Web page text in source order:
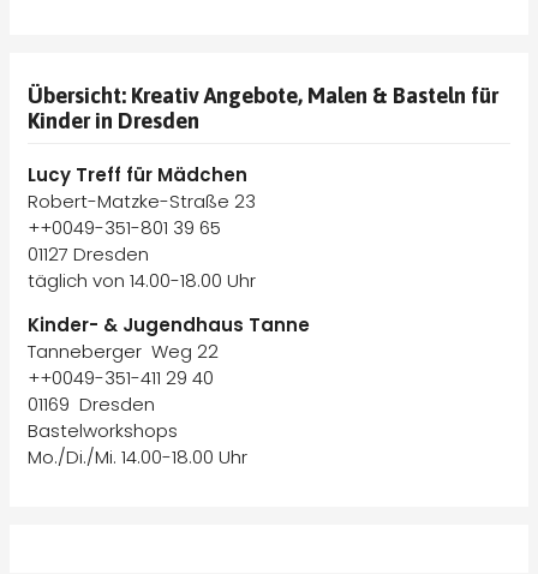
Übersicht: Kreativ Angebote, Malen & Basteln für
Kinder in Dresden
Lucy Treff für Mädchen
Robert-Matzke-Straße 23
++0049-351-801 39 65
01127 Dresden
täglich von 14.00-18.00 Uhr
Kinder- & Jugendhaus Tanne
Tanneberger Weg 22
++0049-351-411 29 40
01169 Dresden
Bastelworkshops
Mo./Di./Mi. 14.00-18.00 Uhr